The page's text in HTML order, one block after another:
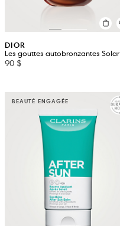
DIOR
Les gouttes autobronzantes Solar
90 $
BEAUTÉ ENGAGÉE